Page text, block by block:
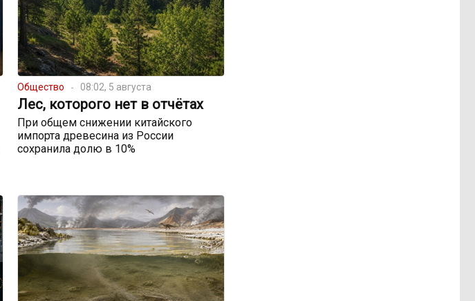
Общество 08:02, 5 августа
Лес, которого нет в отчётах
При общем снижении китайского
импорта древесина из России
сохранила долю в 10%